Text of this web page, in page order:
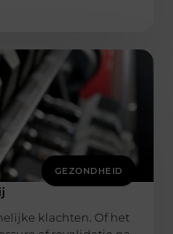
GEZONDHEID
klachten. Of het